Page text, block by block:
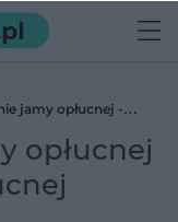
jamy opłucnej -
opłucnej